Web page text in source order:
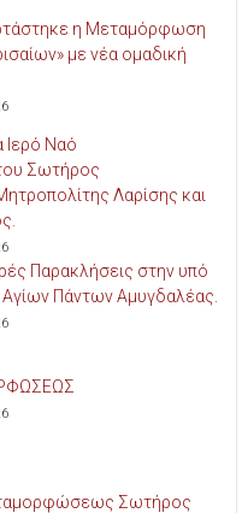
η Μεταμόρφωση
με νέα ομαδική
Ιερό Ναό
Σωτήρος
Λαρίσης και
Παρακλήσεις στην υπό
Πάντων Αμυγδαλέας.
Σωτήρος